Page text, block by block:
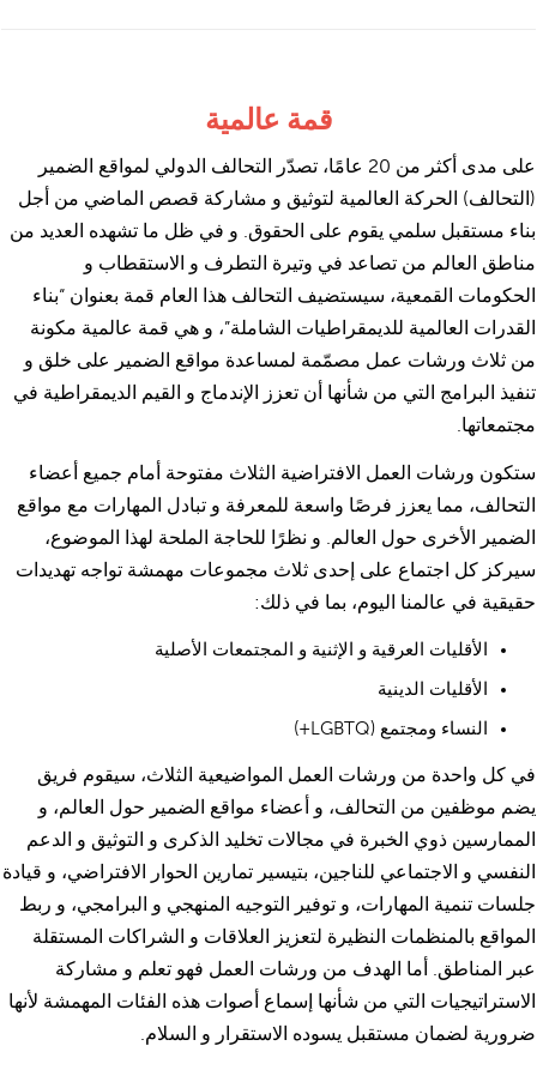
قمة عالمية
على مدى أكثر من 20 عامًا، تصدّر التحالف الدولي لمواقع الضمير
(التحالف) الحركة العالمية لتوثيق و مشاركة قصص الماضي من أجل
بناء مستقبل سلمي يقوم على الحقوق. و في ظل ما تشهده العديد من
مناطق العالم من تصاعد في وتيرة التطرف و الاستقطاب و
الحكومات القمعية، سيستضيف التحالف هذا العام قمة بعنوان “بناء
القدرات العالمية للديمقراطيات الشاملة”، و هي قمة عالمية مكونة
من ثلاث ورشات عمل مصمّمة لمساعدة مواقع الضمير على خلق و
تنفيذ البرامج التي من شأنها أن تعزز الإندماج و القيم الديمقراطية في
مجتمعاتها.
ستكون ورشات العمل الافتراضية الثلاث مفتوحة أمام جميع أعضاء
التحالف، مما يعزز فرصًا واسعة للمعرفة و تبادل المهارات مع مواقع
الضمير الأخرى حول العالم. و نظرًا للحاجة الملحة لهذا الموضوع،
سيركز كل اجتماع على إحدى ثلاث مجموعات مهمشة تواجه تهديدات
حقيقية في عالمنا اليوم، بما في ذلك:
الأقليات العرقية و الإثنية و المجتمعات الأصلية
الأقليات الدينية
النساء ومجتمع (LGBTQ+)
في كل واحدة من ورشات العمل المواضيعية الثلاث، سيقوم فريق
يضم موظفين من التحالف، و أعضاء مواقع الضمير حول العالم، و
الممارسين ذوي الخبرة في مجالات تخليد الذكرى و التوثيق و الدعم
النفسي و الاجتماعي للناجين، بتيسير تمارين الحوار الافتراضي، و قيادة
جلسات تنمية المهارات، و توفير التوجيه المنهجي و البرامجي، و ربط
المواقع بالمنظمات النظيرة لتعزيز العلاقات و الشراكات المستقلة
عبر المناطق. أما الهدف من ورشات العمل فهو تعلم و مشاركة
الاستراتيجيات التي من شأنها إسماع أصوات هذه الفئات المهمشة لأنها
ضرورية لضمان مستقبل يسوده الاستقرار و السلام.